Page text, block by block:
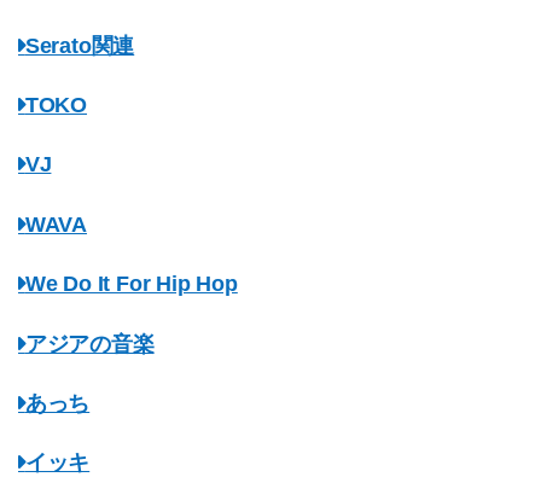
Serato関連
TOKO
VJ
WAVA
We Do It For Hip Hop
アジアの音楽
あっち
イッキ